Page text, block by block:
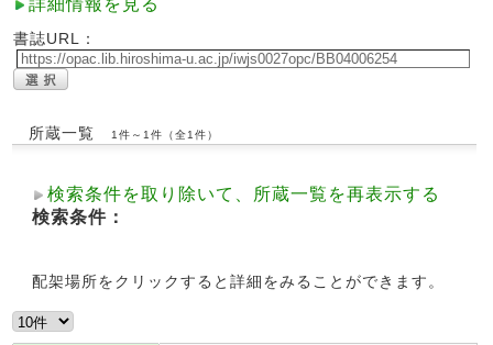
詳細情報を見る
書誌URL：
所蔵一覧 1件～1件（全1件）
検索条件を取り除いて、所蔵一覧を再表示する
検索条件：
配架場所をクリックすると詳細をみることができます。